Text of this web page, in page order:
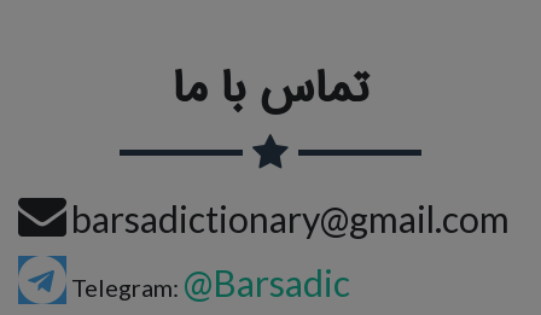
تماس با ما
barsadictionary@gmail.com
Telegram: @Barsadic